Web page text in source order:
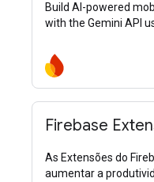
Build AI-powered
with the Gemini API
Firebase
As Extensões do
aumentar a